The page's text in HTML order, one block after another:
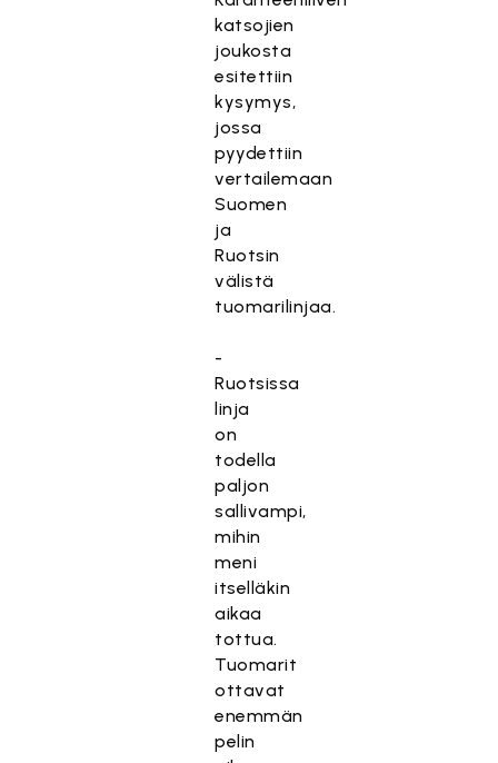
katsojien
joukosta
esitettiin
kysymys,
jossa
pyydettiin
vertailemaan
Suomen
ja
Ruotsin
välistä
tuomarilinjaa.
-
Ruotsissa
linja
on
todella
paljon
sallivampi,
mihin
meni
itselläkin
aikaa
tottua.
Tuomarit
ottavat
enemmän
pelin